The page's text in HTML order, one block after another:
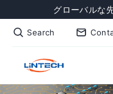
to
content
グローバルな
Search